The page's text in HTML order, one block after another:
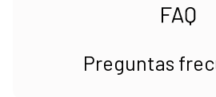
Preguntas